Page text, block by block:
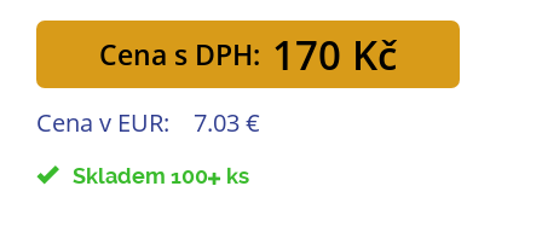
Cena s DPH: 170 Kč
Cena v EUR: 7.03 €
Skladem 100 ks